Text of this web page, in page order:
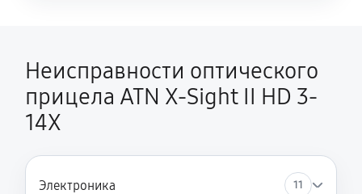
Неисправности оптического
прицела ATN X-Sight II HD 3-
14X
Электроника 11